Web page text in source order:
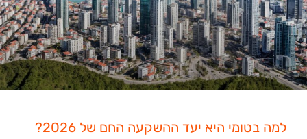
למה בטומי היא יעד ההשקעה החם של 2026?